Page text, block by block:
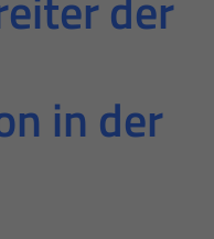
in der